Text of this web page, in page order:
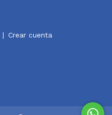
| Crear cuenta